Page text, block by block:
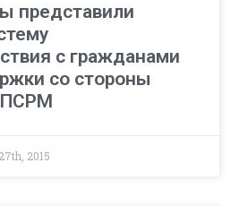
представили
с гражданами
со стороны
ПСРМ
2015